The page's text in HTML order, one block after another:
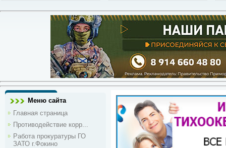
Меню сайта
Главная страница
Противодействие корр...
Работа прокуратуры ГО
ЗАТО г.Фокино